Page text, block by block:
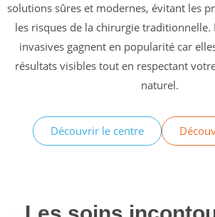
solutions sûres et modernes, évitant les
les risques de la chirurgie traditionnelle.
invasives gagnent en popularité car
résultats visibles tout en respectant
naturel.
Découvrir le centre